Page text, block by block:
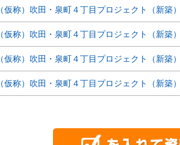
（仮称）吹田・泉町４丁目プロジェクト（新築）
（仮称）吹田・泉町４丁目プロジェクト（新築）
（仮称）吹田・泉町４丁目プロジェクト（新築）
（仮称）吹田・泉町４丁目プロジェクト（新築）